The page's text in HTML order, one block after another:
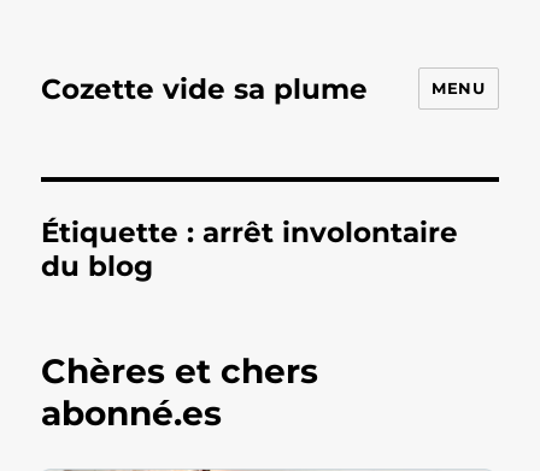
Cozette vide sa plume MENU
Étiquette :arrêt involontaire
du blog
Chères et chers
abonné.es